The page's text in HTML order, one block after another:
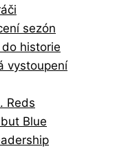
sezón
historie
vystoupení
Reds
Blue